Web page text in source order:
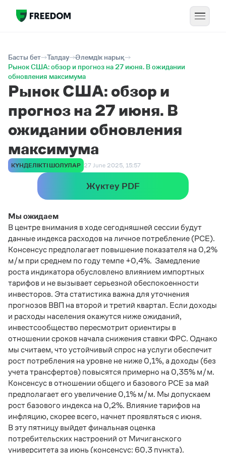
Басты бет Талдау
Әлемдік нарық
Рынок США: обзор и прогноз на 27 июня. В ожидании
обновления максимума
Рынок США: обзор и
прогноз на 27 июня. В
ожидании обновления
максимума
КҮНДЕЛІКТІ ШОЛУЛАР 27 June 2025, 15:57
Жүктеу PDF
Мы ожидаем
В центре внимания в ходе сегодняшней сессии будут
данные индекса расходов на личное потребление (PCE).
Консенсус предполагает повышение показателя на 0,2%
м/м при среднем по году темпе +0,4%. Замедление
роста индикатора обусловлено влиянием импортных
тарифов и не вызывает серьезной обеспокоенности
инвесторов. Эта статистика важна для уточнения
прогнозов ВВП на второй и третий квартал. Если доходы
и расходы населения окажутся ниже ожиданий,
инвестсообщество пересмотрит ориентиры в
отношении сроков начала снижения ставки ФРС. Однако
мы считаем, что устойчивый спрос на услуги обеспечит
рост потребления на уровне не ниже 0,1%, а доходы (без
учета трансфертов) повысятся примерно на 0,35% м/м.
Консенсус в отношении общего и базового PCE за май
предполагает его увеличение 0,1% м/м. Мы допускаем
рост базового индекса на 0,2%. Влияние тарифов на
инфляцию, скорее всего, начнет проявляться с июня.
В эту пятницу выйдет финальная оценка
потребительских настроений от Мичиганского
университета за июнь (консенсус: 60,3 пункта).